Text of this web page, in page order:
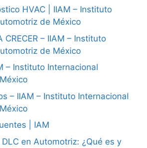
HVAC | IIAM – Instituto
de México
CRECER – IIAM – Instituto
de México
– Instituto Internacional
– IIAM – Instituto Internacional
| IAM
en Automotriz: ¿Qué es y